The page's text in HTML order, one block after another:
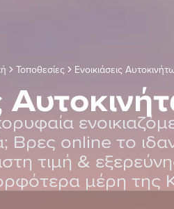
Τοποθεσίες Ενοικιάσεις
Βρες online το
τιμή &
μέρη της